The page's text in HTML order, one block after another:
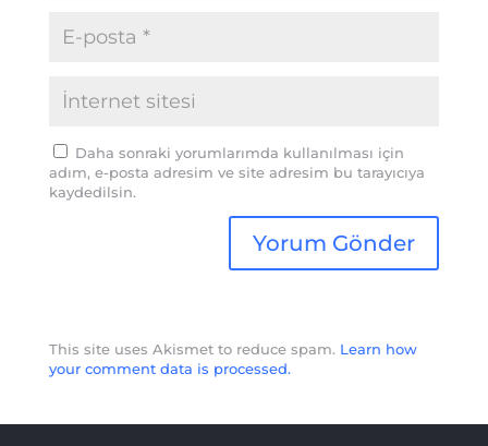
Daha sonraki yorumlarımda kullanılması için
adım, e-posta adresim ve site adresim bu tarayıcıya
kaydedilsin.
This site uses Akismet to reduce spam. Learn how
your comment data is processed.